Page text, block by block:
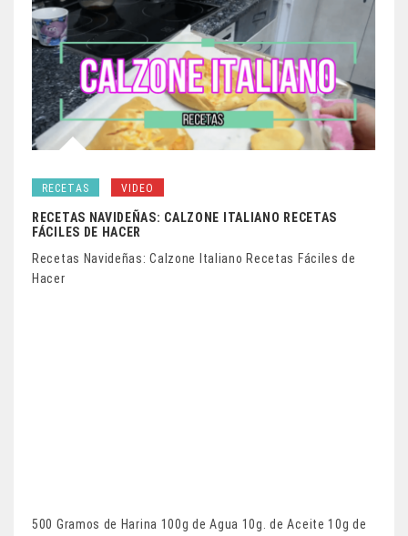
RECETAS VIDEO
RECETAS NAVIDEÑAS: CALZONE ITALIANO RECETAS
FÁCILES DE HACER
Recetas Navideñas: Calzone Italiano Recetas Fáciles de
Hacer
500 Gramos de Harina 100g de Agua 10g. de Aceite 10g de